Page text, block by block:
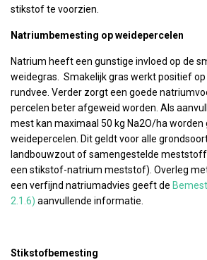
stikstof te voorzien.
Natriumbemesting op weidepercelen
Natrium heeft een gunstige invloed op de
weidegras. Smakelijk gras werkt positief
rundvee. Verder zorgt een goede
percelen beter afgeweid worden. Als
mest kan maximaal 50 kg Na2O/ha worden
weidepercelen. Dit geldt voor alle
landbouwzout of samengestelde
een stikstof-natrium meststof). Overleg
een verfijnd natriumadvies geeft de
2.1.6) aanvullende informatie.
Stikstofbemesting